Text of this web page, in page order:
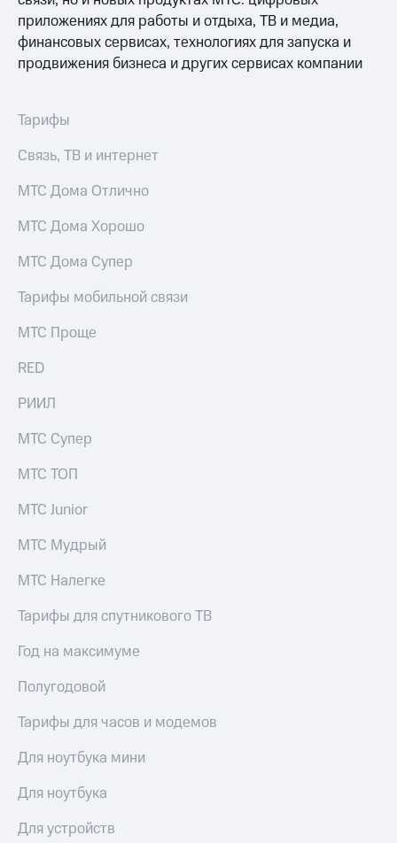
приложениях для работы и отдыха, ТВ и медиа,
финансовых сервисах, технологиях для запуска и
продвижения бизнеса и других сервисах компании
Тарифы
Связь, ТВ и интернет
МТС Дома Отлично
МТС Дома Хорошо
МТС Дома Супер
Тарифы мобильной связи
МТС Проще
RED
РИИЛ
МТС Супер
МТС ТОП
МТС Junior
МТС Мудрый
МТС Налегке
Тарифы для спутникового ТВ
Год на максимуме
Полугодовой
Тарифы для часов и модемов
Для ноутбука мини
Для ноутбука
Для устройств